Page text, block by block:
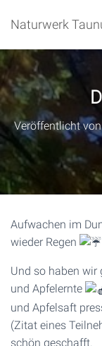
Naturwerk
Veröffentlicht
Aufwachen im
wieder Regen
Und so haben wir
und Apfelernte
und Apfelsaft
(Zitat eines
schön geschafft.